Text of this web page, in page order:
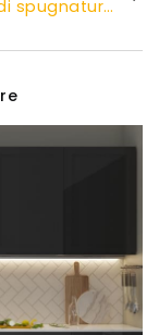
Tecniche di spugnatura per pareti